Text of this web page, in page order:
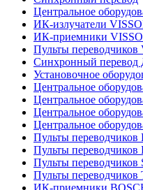
Центральное
ИК-излучатели
ИК-приемники
Пульты
Синхронный перевод
Установочное
Центральное
Центральное
Центральное
Центральное
Пульты переводчиков
Пульты переводчиков
Пульты переводчиков
Пульты
ИК-приемники